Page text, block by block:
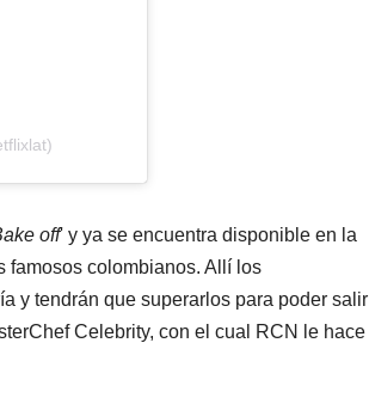
off' y ya se encuentra disponible en la
famosos colombianos. Allí los
y tendrán que superarlos para poder salir
Celebrity, con el cual RCN le hace